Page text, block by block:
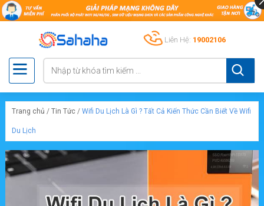
Liên Hệ: 19002106
Trang chủ / Tin Tức / Wifi Du Lịch Là Gì ? Tất Cả Kiến Thức Cần Biết Về Wifi
Du Lịch